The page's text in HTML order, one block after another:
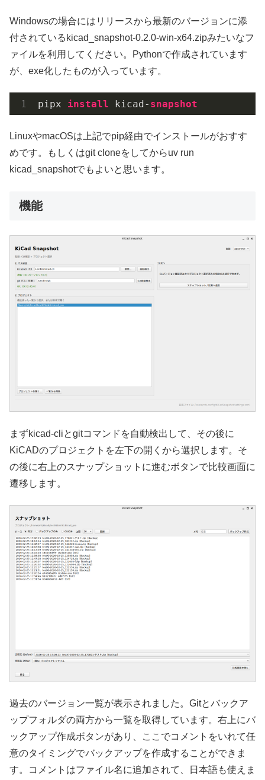
Windowsの場合にはリリースから最新のバージョンに添
付されているkicad_snapshot-0.2.0-win-x64.zipみたいなフ
ァイルを利用してください。Pythonで作成されています
が、exe化したものが入っています。
pipx install kicad- snapshot
LinuxやmacOSは上記でpip経由でインストールがおすす
めです。もしくはgit cloneをしてからuv run
kicad_snapshotでもよいと思います。
機能
まずkicad-cliとgitコマンドを自動検出して、その後に
KiCADのプロジェクトを左下の開くから選択します。そ
の後に右上のスナップショットに進むボタンで比較画面に
遷移します。
過去のバージョン一覧が表示されました。Gitとバックア
ップフォルダの両方から一覧を取得しています。右上にバ
ックアップ作成ボタンがあり、ここでコメントをいれて任
意のタイミングでバックアップを作成することができま
す。コメントはファイル名に追加されて、日本語も使えま